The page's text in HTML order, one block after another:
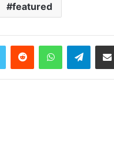
featured
Telegram